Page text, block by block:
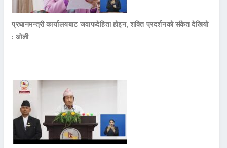
प्रधानमन्त्री कार्यालयबाट जवाफदेहिता होइन, शक्ति प्रदर्शनको संकेत देखियो
: ओली